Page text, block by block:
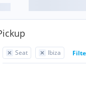
Seat Ibiza